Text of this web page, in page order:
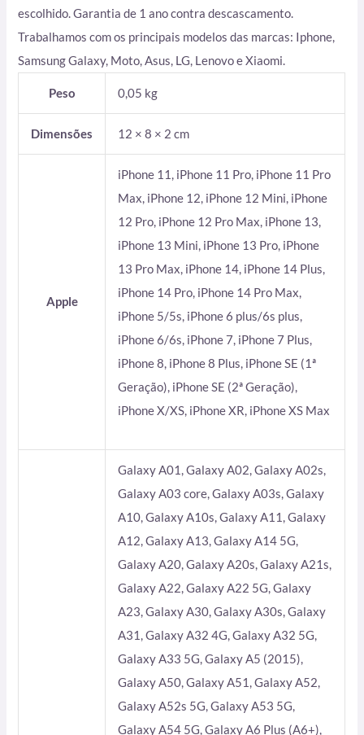
escolhido. Garantia de 1 ano contra descascamento.
Trabalhamos com os principais modelos das marcas: Iphone,
Samsung Galaxy, Moto, Asus, LG, Lenovo e Xiaomi.
Peso 0,05 kg
Dimensões 12 × 8 × 2 cm
Apple
iPhone 11, iPhone 11 Pro, iPhone 11 Pro
Max, iPhone 12, iPhone 12 Mini, iPhone
12 Pro, iPhone 12 Pro Max, iPhone 13,
iPhone 13 Mini, iPhone 13 Pro, iPhone
13 Pro Max, iPhone 14, iPhone 14 Plus,
iPhone 14 Pro, iPhone 14 Pro Max,
iPhone 5/5s, iPhone 6 plus/6s plus,
iPhone 6/6s, iPhone 7, iPhone 7 Plus,
iPhone 8, iPhone 8 Plus, iPhone SE (1ª
Geração), iPhone SE (2ª Geração),
iPhone X/XS, iPhone XR, iPhone XS Max
Galaxy A01, Galaxy A02, Galaxy A02s,
Galaxy A03 core, Galaxy A03s, Galaxy
A10, Galaxy A10s, Galaxy A11, Galaxy
A12, Galaxy A13, Galaxy A14 5G,
Galaxy A20, Galaxy A20s, Galaxy A21s,
Galaxy A22, Galaxy A22 5G, Galaxy
A23, Galaxy A30, Galaxy A30s, Galaxy
A31, Galaxy A32 4G, Galaxy A32 5G,
Galaxy A33 5G, Galaxy A5 (2015),
Galaxy A50, Galaxy A51, Galaxy A52,
Galaxy A52s 5G, Galaxy A53 5G,
Galaxy A54 5G, Galaxy A6 Plus (A6+),